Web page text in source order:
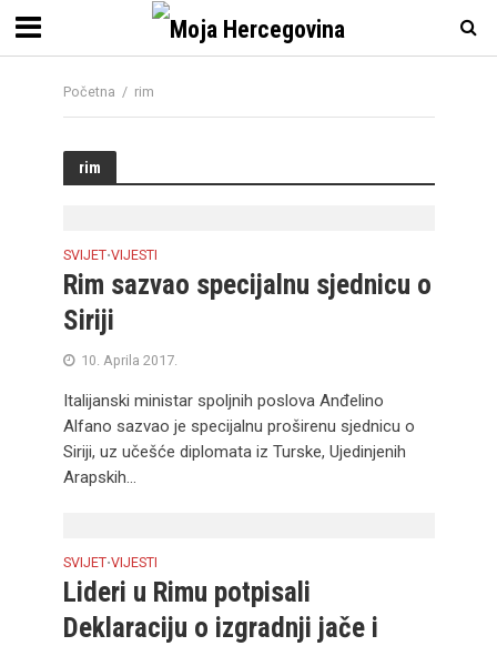
Početna / rim
rim
SVIJET•VIJESTI
Rim sazvao specijalnu sjednicu o
Siriji
10. Aprila 2017.
Italijanski ministar spoljnih poslova Anđelino
Alfano sazvao je specijalnu proširenu sjednicu o
Siriji, uz učešće diplomata iz Turske, Ujedinjenih
Arapskih...
SVIJET•VIJESTI
Lideri u Rimu potpisali
Deklaraciju o izgradnji jače i